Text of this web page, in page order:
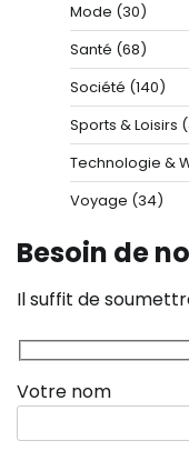
Mode (30)
Santé (68)
Société (140)
Sports & Loisirs
Technologie &
Voyage (34)
Besoin de
Il suffit de
Votre nom